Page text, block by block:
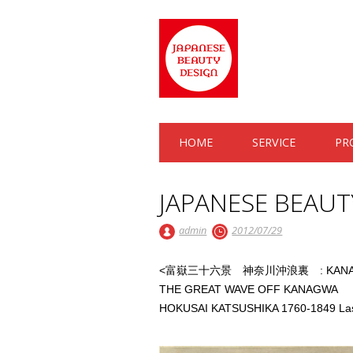
Main menu
HOME SERVICE
JAPANESE
admin 2012/07/29
<富嶽三十六景 神奈川沖浪裏 :
THE GREAT WAVE OFF KANAGWA
HOKUSAI KATSUSHIKA 1760-1849